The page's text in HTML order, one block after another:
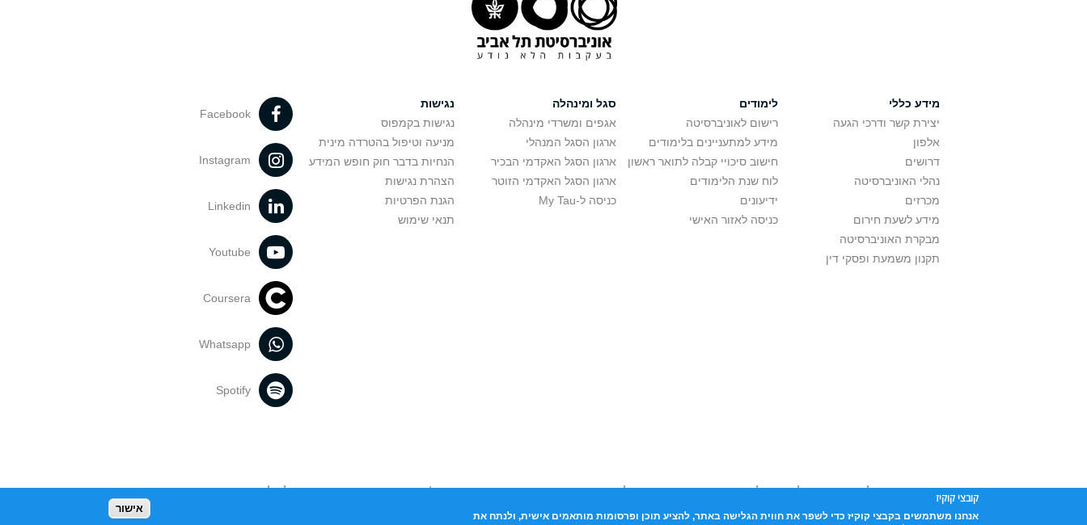
מידע כללי
יצירת קשר ודרכי הגעה
אלפון
דרושים
נהלי האוניברסיטה
מכרזים
מידע לשעת חירום
מבקרת האוניברסיטה
תקנון משמעת ופסקי דין
לימודים
רישום לאוניברסיטה
מידע למתעניינים בלימודים
חישוב סיכויי קבלה לתואר ראשון
לוח שנת הלימודים
ידיעונים
כניסה לאזור האישי
סגל ומינהלה
אגפים ומשרדי מינהלה
ארגון הסגל המנהלי
ארגון הסגל האקדמי הבכיר
ארגון הסגל האקדמי הזוטר
כניסה ל-My Tau
נגישות
נגישות בקמפוס
מניעה וטיפול בהטרדה מינית
הנחיות בדבר חוק חופש המידע
הצהרת נגישות
הגנת הפרטיות
תנאי שימוש
Facebook
Instagram
Linkedin
Youtube
Coursera
Whatsapp
Spotify
אוניברסיטת תל אביב עושה כל מאמץ לכבד זכויות יוצרים. אם בבעלותך זכויות יוצרים בתכנים שנמצאים פה ו/או השימוש שנעשה בתכנים אלה לדעתך מפר זכויות
שנעשה בתכנים אלה לדעתך מפר זכויותקובצי קוקיז
אנחנו משתמשים בקבצי קוקיז כדי לשפר את חווית הגלישה באתר, להציע תוכן ופרסומות מותאמים אישית, ולנתח את
אישור